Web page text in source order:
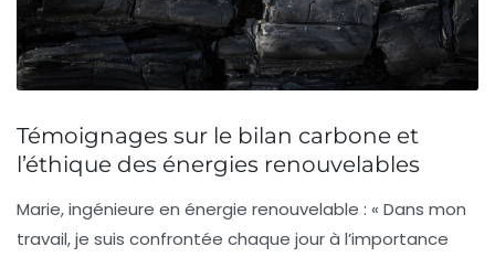
Témoignages sur le bilan carbone et
l’éthique des énergies renouvelables
Marie, ingénieure en énergie renouvelable : « Dans mon
travail, je suis confrontée chaque jour à l’importance